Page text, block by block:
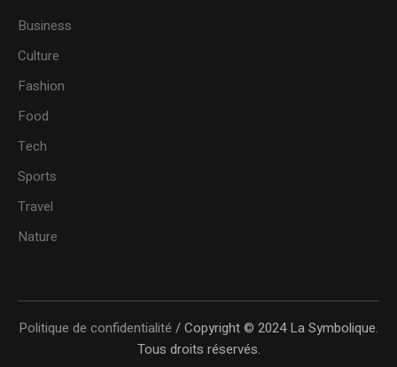
Business
Culture
Fashion
Food
Tech
Sports
Travel
Nature
Politique de confidentialité / Copyright © 2024 La Symbolique.
Tous droits réservés.